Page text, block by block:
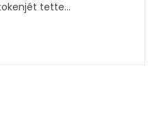
tette...